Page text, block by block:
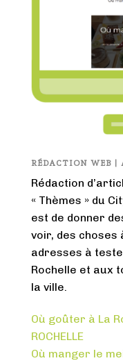
RÉDACTION WEB |
Rédaction
« Thèmes » du
est de donner
voir, des choses
adresses à
Rochelle et aux
la ville.
Où goûter à La
ROCHELLE
Où manger le